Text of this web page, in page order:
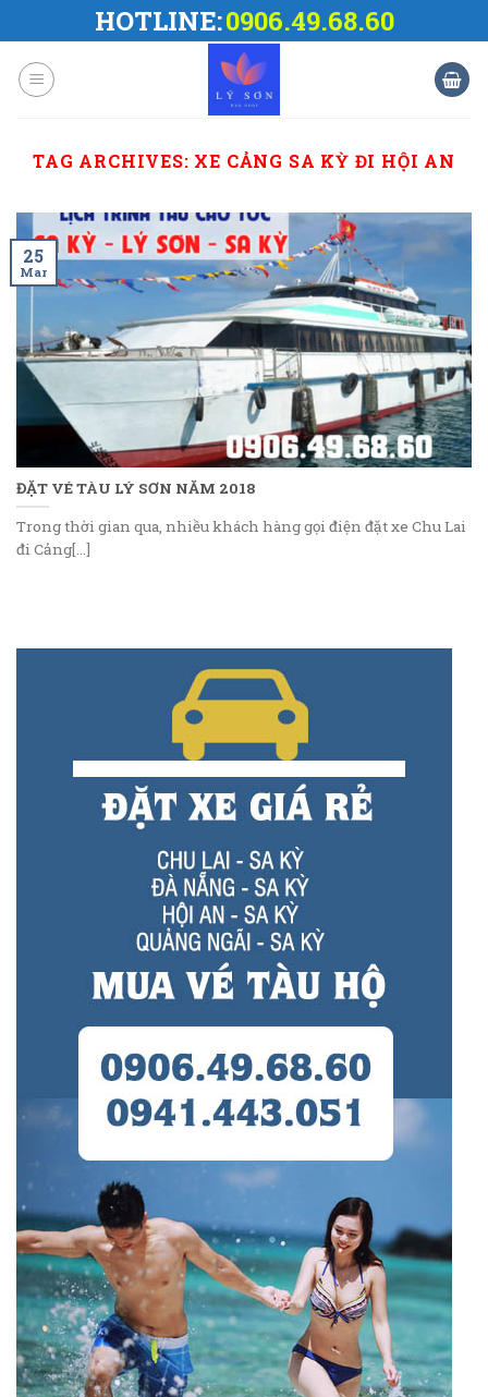
to
content
HOTLINE:0906.49.68.60
TAG ARCHIVES: XE CẢNG SA KỲ ĐI HỘI AN
ĐẶT VÉ TÀU LÝ SƠN NĂM 2018
Trong thời gian qua, nhiều khách hàng gọi điện đặt xe Chu Lai
đi Cảng[...]
25
Mar